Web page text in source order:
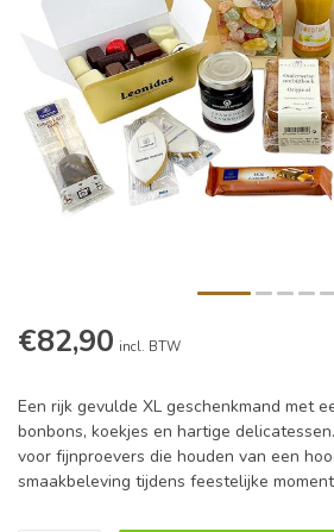
€82,90 incl. BTW
Een rijk gevulde XL geschenkmand met
bonbons, koekjes en hartige
voor fijnproevers die houden van een
smaakbeleving tijdens feestelijke